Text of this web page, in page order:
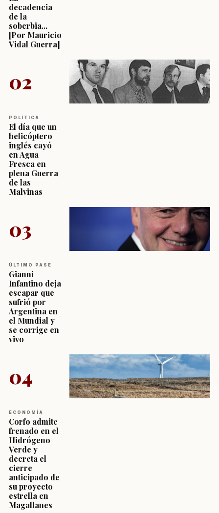
decadencia
de la
soberbia...
[Por Mauricio
Vidal Guerra]
02
POLÍTICA
El día que un
helicóptero
inglés cayó
en Agua
Fresca en
plena Guerra
de las
Malvinas
03
ÚLTIMO PASE
Gianni
Infantino deja
escapar que
sufrió por
Argentina en
el Mundial y
se corrige en
vivo
04
ECONOMÍA
Corfo admite
frenado en el
Hidrógeno
Verde y
decreta el
cierre
anticipado de
su proyecto
estrella en
Magallanes